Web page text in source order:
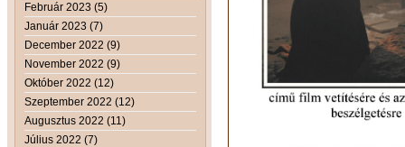
Február 2023 (5)
Január 2023 (7)
December 2022 (9)
November 2022 (9)
Október 2022 (12)
Szeptember 2022 (12)
Augusztus 2022 (11)
Július 2022 (7)